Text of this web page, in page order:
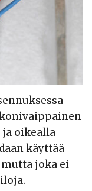
oikealla
käyttää
joka ei